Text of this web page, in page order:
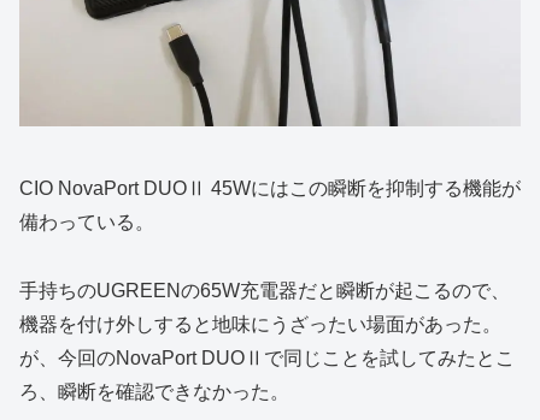
CIO NovaPort DUOⅡ 45Wにはこの瞬断を抑制する機能が
備わっている。
手持ちのUGREENの65W充電器だと瞬断が起こるので、
機器を付け外しすると地味にうざったい場面があった。
が、今回のNovaPort DUOⅡで同じことを試してみたとこ
ろ、瞬断を確認できなかった。